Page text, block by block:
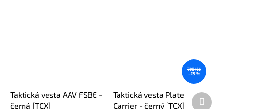
Taktická vesta AAV FSBE -
černá [TCX]
799 Kč
–25 %
Taktická vesta Plate
Carrier - černý [TCX]
Další
produkt